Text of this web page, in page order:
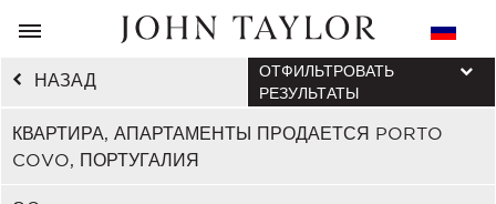
НАЗАД
КВАРТИРА, АПАРТАМЕНТЫ ПРОДАЕТСЯ PORTO
COVO, ПОРТУГАЛИЯ
ОТФИЛЬТРОВАТЬ
РЕЗУЛЬТАТЫ